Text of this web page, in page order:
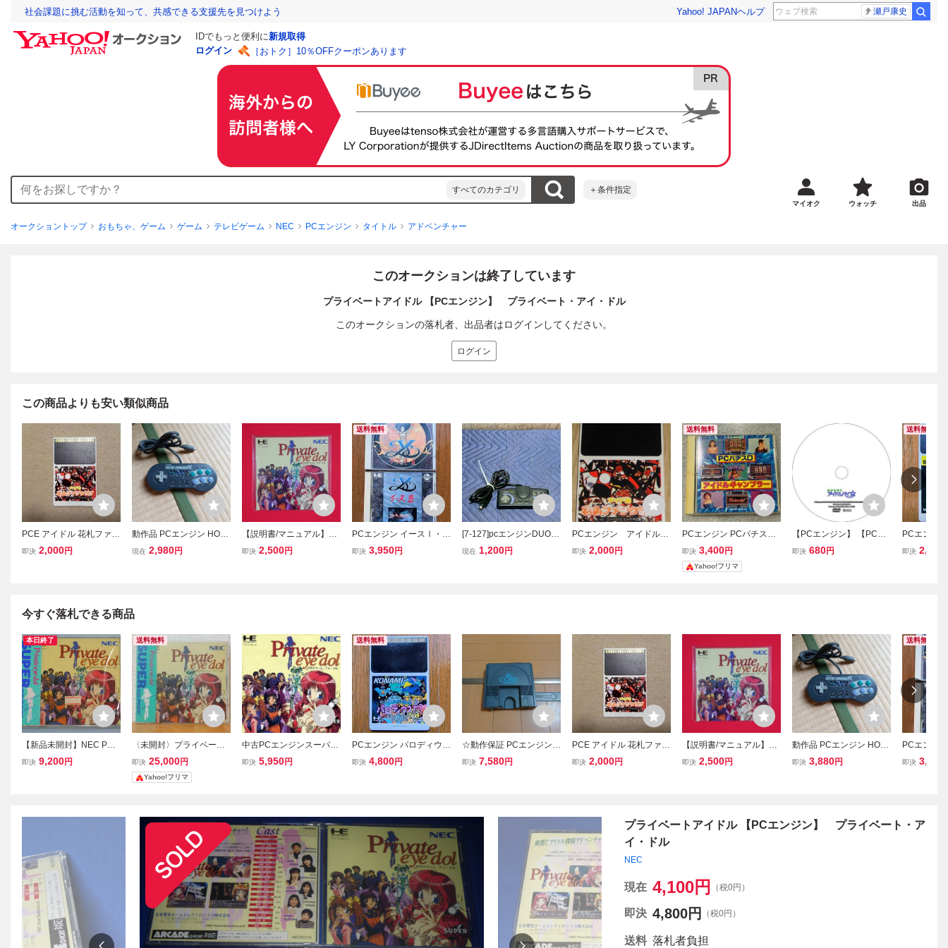
社会課題に挑む活動を知って、共感できる支援先を見つけよう Yahoo! JAPANヘルプ 瀬戸康史
IDでもっと便利に新規取得
ログイン
［おトク］10％OFFクーポンあります
すべてのカテゴリ ＋条件指定
マイオク ウォッチ 出品
オークショントップ おもちゃ、ゲーム ゲーム テレビゲーム NEC PCエンジン タイトル アドベンチャー
このオークションは終了しています
プライベートアイドル 【PCエンジン】 プライベート・アイ・ドル
このオークションの落札者、出品者はログインしてください。
ログイン
この商品よりも安い類似商品
PCE アイドル 花札ファン
クラブ PCエンジン ソ
即決 2,000円
動作品 PCエンジン HORI
ファイティングコマンダ
現在 2,980円
【説明書/マニュアル】PC
エンジン★プライベート
即決 2,500円
送料無料
PCエンジン イースⅠ・Ⅱ
& イースⅢ セット
即決 3,950円
[7-127]pcエンジンDUOコ
ントローラー
現在 1,200円
PCエンジン アイドル花
札ファンクラブ(Huカード
即決 2,000円
送料無料
PCエンジン PCパチスロ
アイドルギャンブラー Hu
CARD PCE ソフト
即決 3,400円
Yahoo!フリマ
【PCエンジン】 【PCE
CDROM2】 美少女雀士
即決 680円
送料無料
PCエンジ
用 システ
即決 2,200
今すぐ落札できる商品
本日終了
【新品未開封】NEC PC
エンジン プライベート ア
即決 9,200円
送料無料
〈未開封〉プライベー
ト・アイ・ドル Private e
ye dol NEC 日本電気ホー
ム SUPER-ROM2 PCエン
即決 25,000円
Yahoo!フリマ
中古PCエンジンスーパー
CDソフト プライベー
即決 5,950円
送料無料
PCエンジン パロディウス
だ！
即決 4,800円
☆動作保証 PCエンジン C
OREGRAFIX コアグラフ
即決 7,580円
PCE アイドル 花札ファン
クラブ PCエンジン ソ
即決 2,000円
【説明書/マニュアル】PC
エンジン★プライベート
即決 2,500円
動作品 PCエンジン HORI
ファイティングコマンダ
即決 3,880円
送料無料
PCエンジ
& イースⅢ
即決 3,950
プライベートアイドル 【PCエンジン】 プライベート・ア
イ・ドル
NEC
現在 4,100円 （税0円）
即決 4,800円 （税0円）
送料 落札者負担